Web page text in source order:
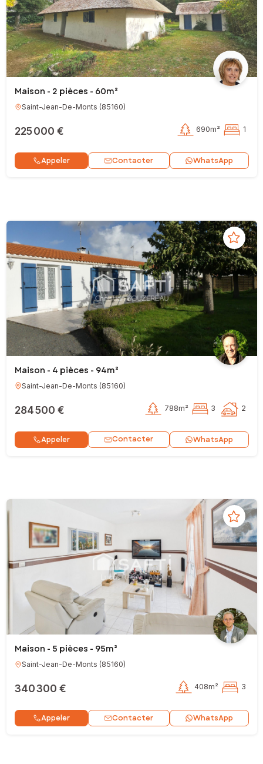
Maison - 2 pièces - 60m²
Saint-Jean-De-Monts (85160)
225 000 € 690m² 1
Appeler Contacter WhatsApp
Maison - 4 pièces - 94m²
Saint-Jean-De-Monts (85160)
284 500 € 788m² 3 2
Appeler Contacter WhatsApp
Maison - 5 pièces - 95m²
Saint-Jean-De-Monts (85160)
340 300 € 408m² 3
Appeler Contacter WhatsApp